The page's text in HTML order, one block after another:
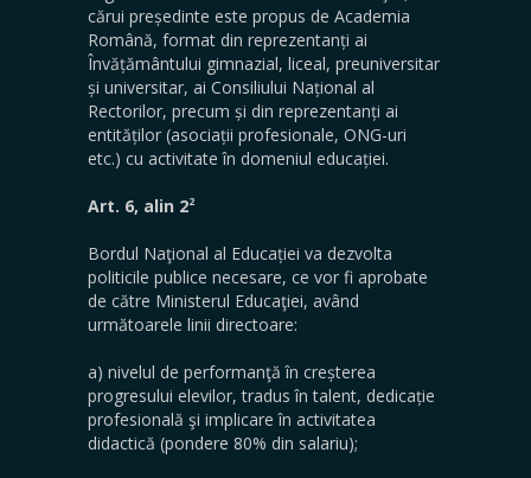
cărui președinte este propus de Academia
Română, format din reprezentanți ai
Învățământului gimnazial, liceal, preuniversitar
și universitar, ai Consiliului Național al
Rectorilor, precum și din reprezentanți ai
entităților (asociații profesionale, ONG-uri
etc.) cu activitate în domeniul educației.
Art. 6, alin 22
Bordul Naţional al Educației va dezvolta
politicile publice necesare, ce vor fi aprobate
de către Ministerul Educaţiei, având
următoarele linii directoare:
a) nivelul de performanţă în creșterea
progresului elevilor, tradus în talent, dedicație
profesională şi implicare în activitatea
didactică (pondere 80% din salariu);